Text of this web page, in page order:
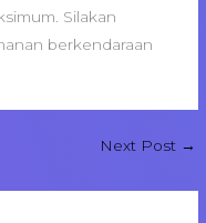
Silakan
berkendaraan
Next Post →